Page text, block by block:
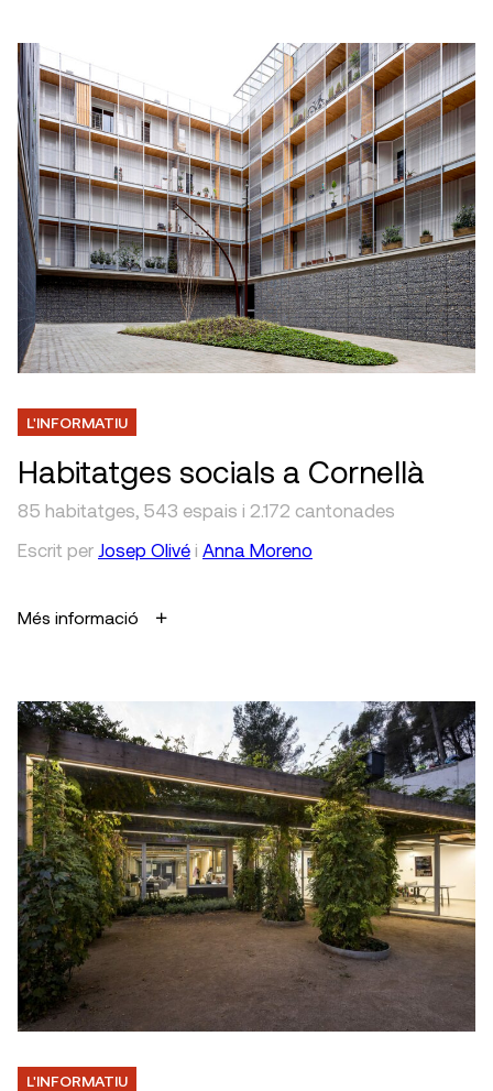
L'INFORMATIU
Habitatges socials a Cornellà
85 habitatges, 543 espais i 2.172 cantonades
Escrit per Josep Olivé i Anna Moreno
Més informació
L'INFORMATIU